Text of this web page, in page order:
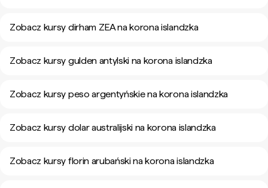
Zobacz kursy dirham ZEA na korona islandzka
Zobacz kursy gulden antylski na korona islandzka
Zobacz kursy peso argentyńskie na korona islandzka
Zobacz kursy dolar australijski na korona islandzka
Zobacz kursy florin arubański na korona islandzka